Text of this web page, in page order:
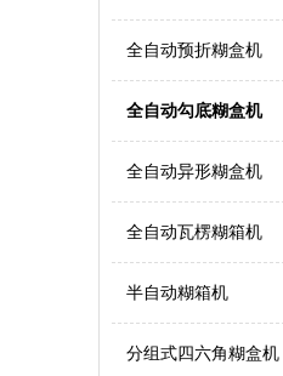
全自动预折糊盒机
全自动勾底糊盒机
全自动异形糊盒机
全自动瓦楞糊箱机
半自动糊箱机
分组式四六角糊盒机